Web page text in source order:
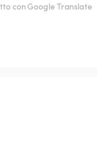
con Google Translate